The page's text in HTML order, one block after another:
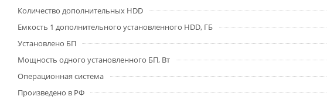
Количество дополнительных HDD
Емкость 1 дополнительного установленного HDD, ГБ
Установлено БП
Мощность одного установленного БП, Вт
Операционная система
Произведено в РФ